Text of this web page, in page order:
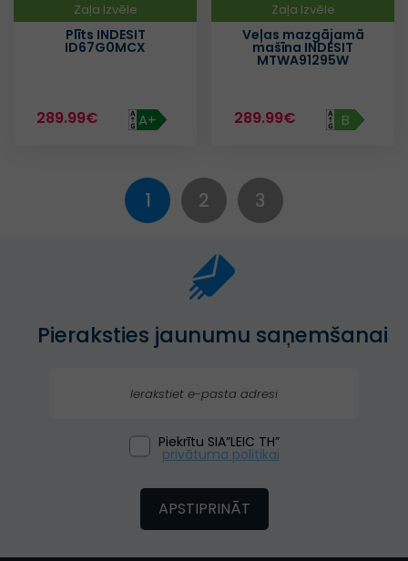
Zaļa Izvēle
Plīts INDESIT
ID67G0MCX
289.99€ A+
Zaļa Izvēle
Veļas mazgājamā
mašīna INDESIT
MTWA91295W
289.99€ B
1 2 3
Pieraksties jaunumu saņemšanai
Piekrītu SIA”LEIC TH”
privātuma politikai
APSTIPRINĀT